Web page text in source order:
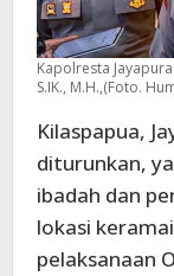
Kapolresta
S.IK., M.H.,(Foto.
Kilaspapua,
diturunkan,
ibadah dan
lokasi
pelaksanaan